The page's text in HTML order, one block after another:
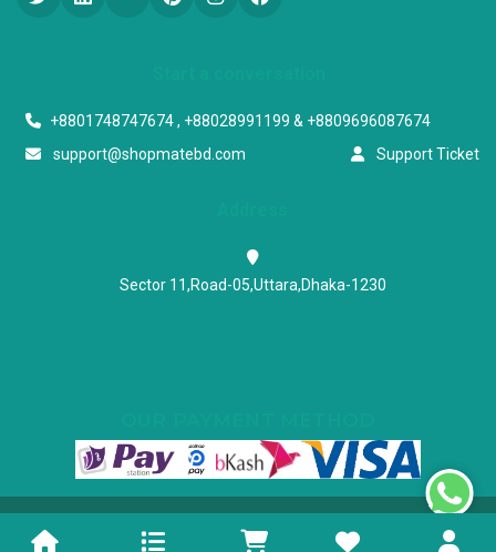
+8801748747674 , +88028991199 & +8809696087674
support@shopmatebd.com
Support Ticket
Sector 11,Road-05,Uttara,Dhaka-1230
Powered & Maintained by N.I.Biz Soft